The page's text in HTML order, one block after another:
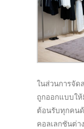
ในส่วนการจัด
ถูกออกแบบให้
ต้อนรับทุกคน
คอลเลกชันต่า